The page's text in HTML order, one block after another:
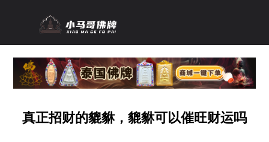
真正招财的貔貅，貔貅可以催旺财运吗